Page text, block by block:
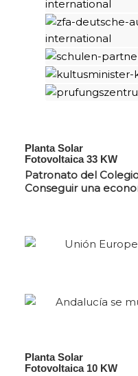
Planta Solar
Fotovoltaica 33 KW
Patronato del
Conseguir una
Planta Solar
Fotovoltaica 10 KW